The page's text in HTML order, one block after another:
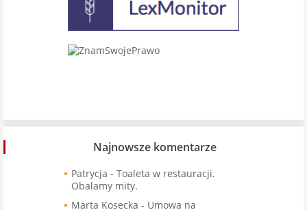
Najnowsze komentarze
Patrycja - Toaleta w restauracji.
Obalamy mity.
Marta Kosecka - Umowa na